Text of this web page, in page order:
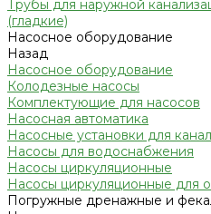
Трубы для наружной
(гладкие)
Насосное оборудование
Назад
Насосное оборудование
Колодезные насосы
Комплектующие для насосов
Насосная автоматика
Насосные установки для
Насосы для водоснабжения
Насосы циркуляционные
Насосы циркуляционные для
Погружные дренажные и